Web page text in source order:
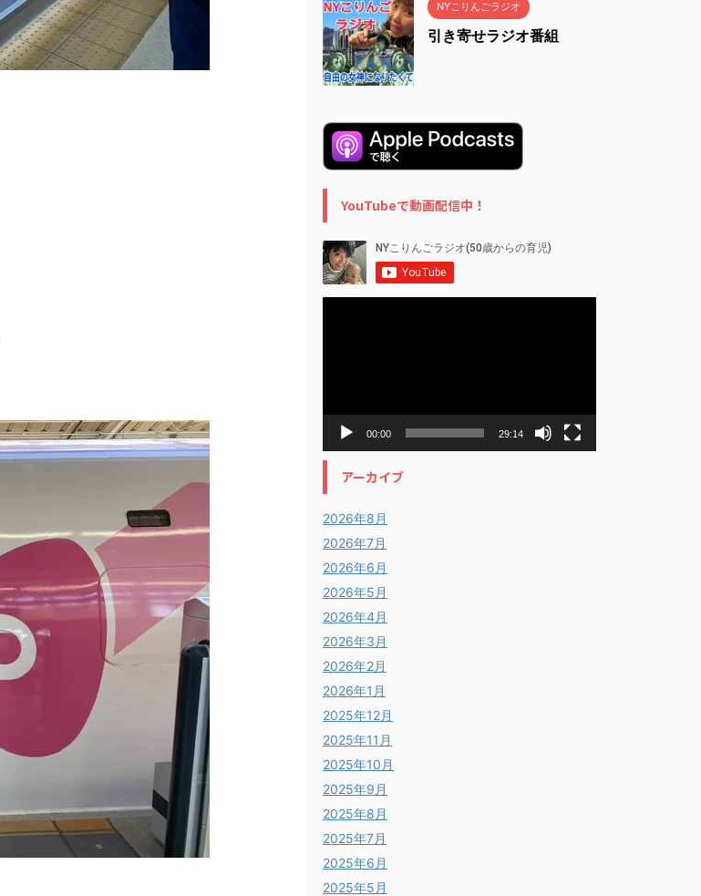
NYこりんごラジオ
引き寄せラジオ番組
YouTubeで動画配信中！
00:00 29:14
アーカイブ
2026年8月
2026年7月
2026年6月
2026年5月
2026年4月
2026年3月
2026年2月
2026年1月
2025年12月
2025年11月
2025年10月
2025年9月
2025年8月
2025年7月
2025年6月
2025年5月